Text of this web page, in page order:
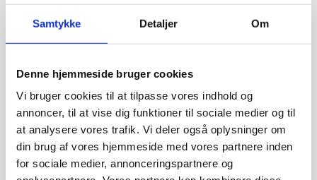
Samtykke Detaljer Om
Denne hjemmeside bruger cookies
Vi bruger cookies til at tilpasse vores indhold og
annoncer, til at vise dig funktioner til sociale medier og til
at analysere vores trafik. Vi deler også oplysninger om
din brug af vores hjemmeside med vores partnere inden
for sociale medier, annonceringspartnere og
RF (Tyskmodel med tysk
manual)
Emhætte fra silverline i 60 cm
brede. OBS: 50 cm dybdeHelt
ny…
5.495,00 DKK
oprindelige
pris
3.056,00
Den
sort
Specifikationer Energiklasse:
AÅrligt energiforbrug: 76…
4.368,75 DKK